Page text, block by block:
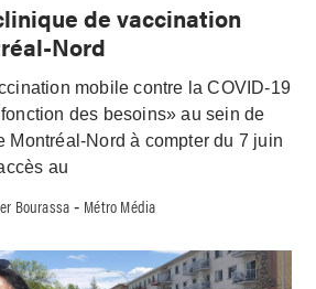
de vaccination
Nord
mobile contre la COVID-19
des besoins» au sein de
Montréal-Nord à compter du 7 juin
au
Bourassa - Métro Média